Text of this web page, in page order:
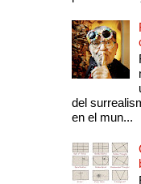
del
en el mun...